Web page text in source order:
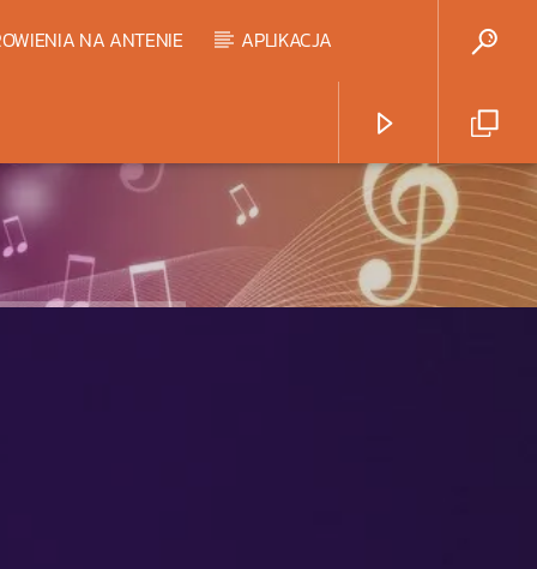
NA ANTENIE APLIKACJA